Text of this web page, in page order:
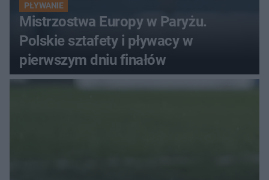
PŁYWANIE
Mistrzostwa Europy w Paryżu.
Polskie sztafety i pływacy w
pierwszym dniu finałów